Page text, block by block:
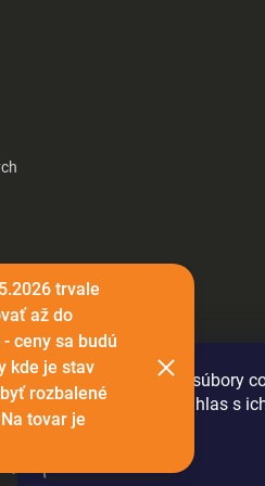
Tento web používa súbory
webu vyjadrujete súhlas s
trvale
až do
ceny sa budú
kde je stav
rozbalené
tovar je